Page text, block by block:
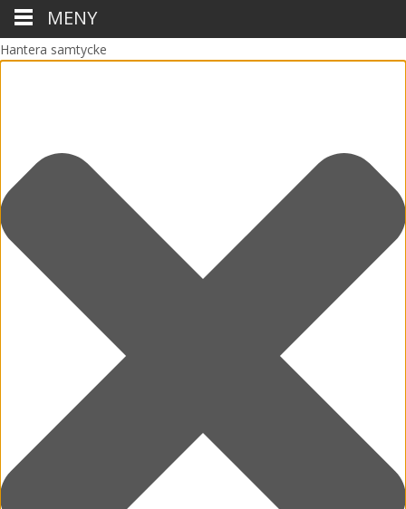
Hantera samtycke
MENY